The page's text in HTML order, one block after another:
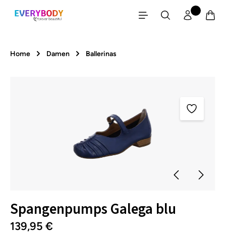
Zum Hauptinhalt springen
Home Damen Ballerinas
Spangenpumps Galega blu
139,95 €